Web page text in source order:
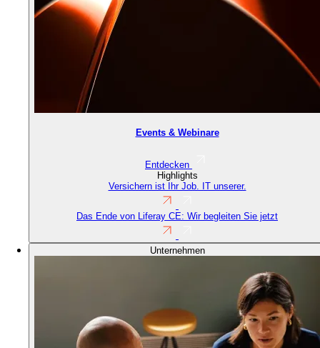
Events & Webinare
Entdecken
Highlights
Versichern ist Ihr Job. IT unserer.
Das Ende von Liferay CE: Wir begleiten Sie jetzt
Unternehmen